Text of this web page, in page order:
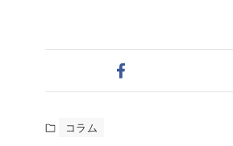
コラム